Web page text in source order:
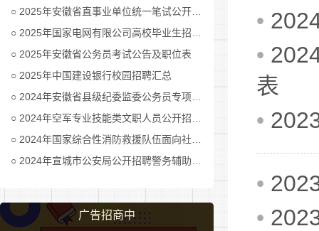
2025年安徽省直事业单位统一笔试公开招聘工作人员公告
2025年国家电网有限公司高校毕业生招聘公告(第二批)汇总
2025年安徽省公务员考试公告及职位表
2025年中国建设银行校园招聘汇总
2024年安徽省县级纪委监委公务员专项招考公告及职位表汇总
2024年空军专业技能类文职人员公开招考公告
2024年国家综合性消防救援队伍面向社会招录消防员公告
2024年宣城市公安局公开招聘警务辅助人员公告
广告招商中
•
•
表
•
•
•